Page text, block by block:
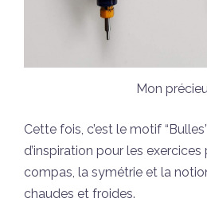
Mon
Cette fois, c’est le motif
d’inspiration pour les exercices
compas, la symétrie et la
chaudes et froides.